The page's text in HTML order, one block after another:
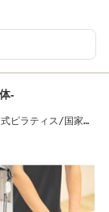
-
ピラティス/国家資